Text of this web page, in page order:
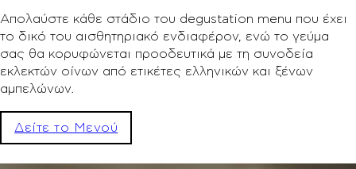
Απολαύστε κάθε στάδιο του degustation menu που έχει
το δικό του αισθητηριακό ενδιαφέρον, ενώ το γεύμα
σας θα κορυφώνεται προοδευτικά με τη συνοδεία
εκλεκτών οίνων από ετικέτες ελληνικών και ξένων
αμπελώνων.
Δείτε το Μενού